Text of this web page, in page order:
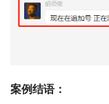
案例结语：